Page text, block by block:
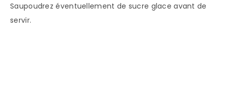
Saupoudrez éventuellement de sucre glace avant de
servir.